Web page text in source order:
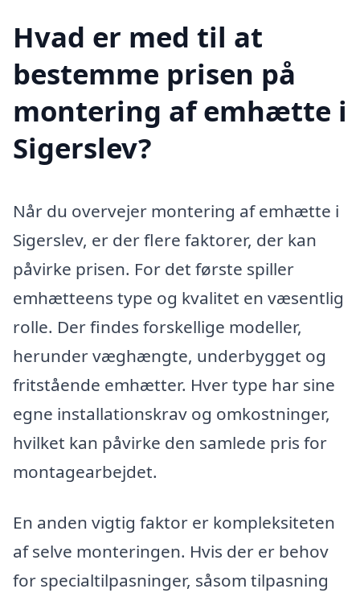
Hvad er med til at
bestemme prisen på
montering af emhætte i
Sigerslev?
Når du overvejer montering af emhætte i
Sigerslev, er der flere faktorer, der kan
påvirke prisen. For det første spiller
emhætteens type og kvalitet en væsentlig
rolle. Der findes forskellige modeller,
herunder væghængte, underbygget og
fritstående emhætter. Hver type har sine
egne installationskrav og omkostninger,
hvilket kan påvirke den samlede pris for
montagearbejdet.
En anden vigtig faktor er kompleksiteten
af selve monteringen. Hvis der er behov
for specialtilpasninger, såsom tilpasning